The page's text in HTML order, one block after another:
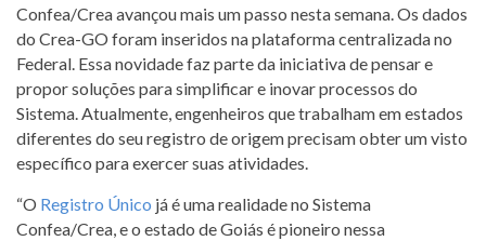
Confea/Crea avançou mais um passo nesta semana. Os dados
do Crea-GO foram inseridos na plataforma centralizada no
Federal. Essa novidade faz parte da iniciativa de pensar e
propor soluções para simplificar e inovar processos do
Sistema. Atualmente, engenheiros que trabalham em estados
diferentes do seu registro de origem precisam obter um visto
específico para exercer suas atividades.
“O Registro Único já é uma realidade no Sistema
Confea/Crea, e o estado de Goiás é pioneiro nessa